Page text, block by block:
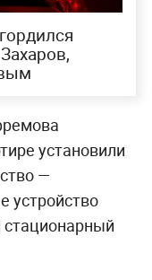
установили
—
устройство